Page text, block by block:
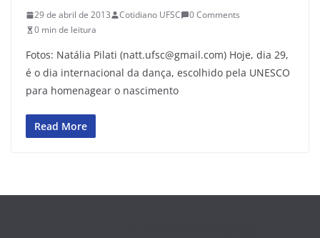
29 de abril de 2013 Cotidiano UFSC
0 Comments
0 min de leitura
Fotos: Natália Pilati (natt.ufsc@gmail.com) Hoje, dia 29,
é o dia internacional da dança, escolhido pela UNESCO
para homenagear o nascimento
Read More